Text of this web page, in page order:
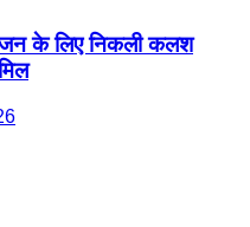
के लिए निकली कलश